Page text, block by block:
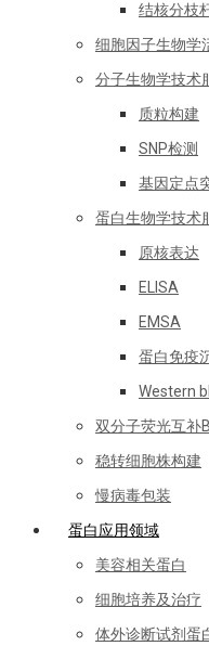
结核分枝
细胞因子生物学
分子生物学技术
质粒构建
SNP检测
基因定点
蛋白生物学技术
原核表达
ELISA
EMSA
蛋白免疫
Western
双分子荧光互补
稳转细胞株构建
慢病毒包装
蛋白应用领域
美容相关蛋白
细胞培养及治疗
体外诊断试剂蛋